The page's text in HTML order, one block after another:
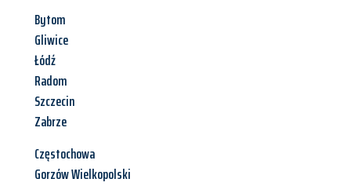
Bytom
Gliwice
Łódź
Radom
Szczecin
Zabrze
Częstochowa
Gorzów Wielkopolski